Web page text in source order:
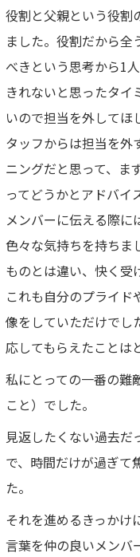
役割と父親という役割
ました。役割だから全
べきという思考から1
きれないと思ったタイ
いので担当を外してほ
タッフからは担当を外
ニングだと思って、ま
ってどうかとアドバイ
メンバーに伝える際
色々な気持ちを持ちま
ものとは違い、快く受
これも自分のプライド
像をしていただけでし
応してもらえたことは
私にとっての一番の難
こと）でした。
見返したくない過去だ
で、時間だけが過ぎて
た。
それを進めるきっかけ
言葉を仲の良いメンバ